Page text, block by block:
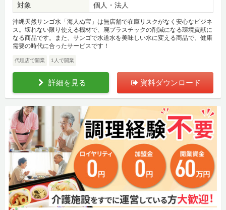
対象 個人・法人
沖縄天然サンゴ水「海人ぬ宝」は無店舗で在庫リスクがなく安心なビジネ
ス。壊れない限り使える機材で、廃プラスチックの削減になる環境貢献に
なる商品です。また、サンゴで水道水を美味しい水に変える商品で、健康
需要の時代に合ったサービスです！
代理店で開業 1人で開業
詳細を見る 資料ダウンロード